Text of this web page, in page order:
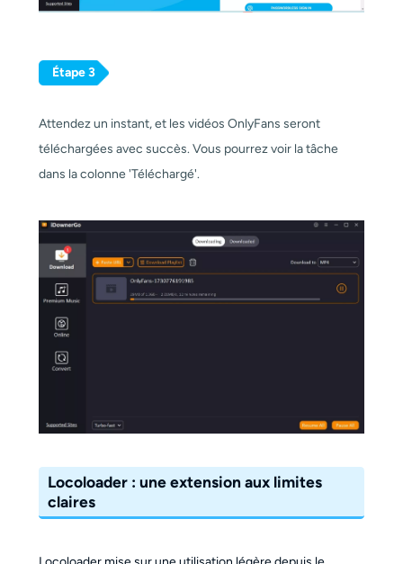
Étape 3
Attendez un instant, et les vidéos OnlyFans seront
téléchargées avec succès. Vous pourrez voir la tâche
dans la colonne 'Téléchargé'.
Locoloader : une extension aux limites
claires